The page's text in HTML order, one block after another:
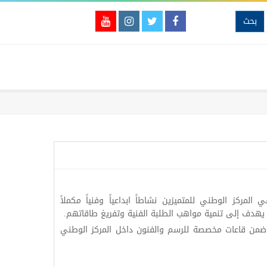
بحث
الوطني للمتميزين نشاطاً ابداعياً وفنياً مكملاً
يهدف إلى تنمية مواهب الطلبة الفنية وتفريغ طاقاتهم.
قاعات مخصصة للرسم والفنون داخل المركز الوطني